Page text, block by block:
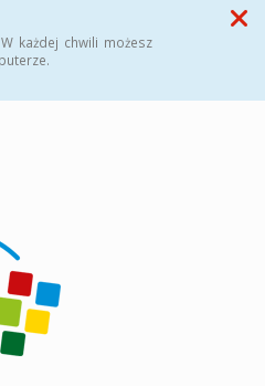
każdej chwili możesz
Przycisk wyszukaj duży